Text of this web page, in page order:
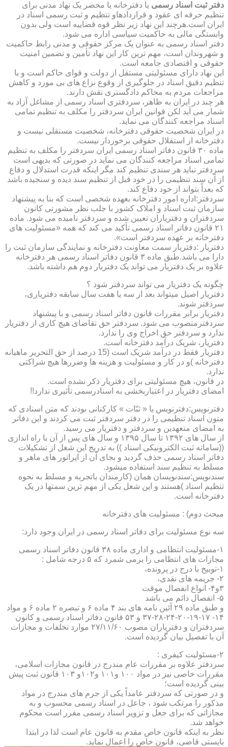
دفتر ثبت اسناد رسمی یا دفترخانه یا محضر یک نهاد مدنی برای
تنظیم حرفه ای عقود و قراردادهاو تنظیم و ثبت رسمی اسناد در
ایران است.هرچند این نهاد زیر نظر قوه قضاییه است ولی بدون
وابستگی مالی به حاکمیت سیاسی اداره می شود.
دفتر اسناد رسمی به عنوان یک مرکز حقوقی و مدنی رابط حاکمیت
و شهروندان است، مهم ترین کار این نهاد تأمین و تضمین امنیت
حقوقی و اقتصادی جامعه است.
این نهاد دارای مسئولیتی مستقل از دولت و قوای حاکم است و با
تنظیم دقیق اسناد در جلوگیری از وقوع نزاع های بی مورد و کاهش
مراجعات مردم به محاکم دادگستری نقش دارند.
هر چند در ایران به ظاهر، سردفتری اسناد رسمی از مشاغل آزاد به
شمار می آید لکن قوانین ایران سردفتر را مکلف به تنظیم تمامی
اسناد مراجعه کنندگان می نماید.
در ایران شخصیت حقوقی دفترخانه، شخصیت مستقلی نیست و
دفترخانه از استقلال حقوقی برخوردار نیست.
ماده ۳۰ قانون دفاتر اسناد رسمی ایران سردفتر را مکلف به تنظیم
تمامی اسناد مراجعه کنندگان می نماید در صورتی که بدیهی است
سردفتر نباید هر سندی تنظیم کند مگر اینکه قدرت استدلال و دفاع
از آن سند تنظیمی را در خود قبل از تنظیم سند دیده و سنجیده باشد
که بعداً بتواند از خود دفاع کند.
سردفتر:اداره امور دفترخانه بعهده شخصی است که بنا به پیشنهاد
سازمان ثبت اسناد و املاک کشور با جلب نظر مشورتی کانون
سردفتران و دفتریاران تعیین شده و سردفتر نامیده می شود. ماده
۲۱ قانون دفاتر اسناد رسمی تأکید می کند که همه «مسئولیت های
دفترخانه بر عهده سردفتر است».
دفتریار :دفتریار سمت معاونت دفترخانه و نمایندگی سازمان ثبت را
دارا می باشد.طبق ماده ۳ قانون دفاتر اسناد رسمی هر دفترخانه
علاوه بر یک دفتریار می تواند یک دفتریار دوم هم داشته باشد.
چگونه یک دفتریار می تواند سردفتر شود ؟
دفتریار اصیل میتواند بعد از سه یا هفت سال سابقه دفتریاری،
سردفتر شوند.
دفتریار برابر مقررات قانون دفاتر اسناد رسمی و با پیشنهاد
سردفترمنصوب می شود. سردفتر حق تقاضای هیچ کاری از دفتریار
ندارد و سردفتر حق اخراج وی را ندارد.
دفتریار، شریک درآمد دفترخانه است.
دفتریار فقط در درآمد شریک است (15 درصد از حق التحریر ماهیانه
دفترخانه )و در کار و مسئولیت و هزینه ها وضررها هیچ شراکتی
ندارد.
در قانون، هیچ مسئولیتی برای دفتریار ذکر نشده است.
امضای دفتریار در اعتباربخشی به اسنادرسمی تأثیری ندارد!!
دفترنویس:دفترنویس یا « ثبّات » کارکنانی بودند که متن اسنادی که
متون اسناد تنظیمی را در دفتر سردفتر ثبت می کردند و این دفاتر
به امضای متعهدین و سردفتر و دفتریار می رسید.
از سال های ۱۳۹۲ تا سال ۱۳۹۵ و سال های پس از آن با راه اندازی
((سامانه ثبت الکترونیکی اسناد )) به تدریج این شغل از تشکیلات
دفاتر اسناد رسمی حذف گردید و بجای آن از اپراتور های ماهر و
مسلط به تنظیم سند استفاده میشود.
سندنویس:سندنویسان همان (کارمندان باتجربه و مسلط به نحوه
تنظیم اسناد )هستند و این شغل یکی از مهم ترین سمتها در یک
دفترخانه است.
مبحث دوم) : مسئولیت های دفترخانه
سه نوع مسئولیت برای دفاتر اسناد رسمی در ایران وجود دارد:
۱-مسئولیت انتظامی و اداری ماده ۳۸ قانون دفاتر اسناد رسمی
مجازات های انتظامی را برمی شمرد که ۵ درجه شامل :
۱-توبیخ با درج در پرونده،
۲- جریمه های نقدی،
۳و۴- انواع انفصال موقت
۵- انفصال دائم می باشد
و طبق ماده ۲۹ آئین نامه های بند ۴ ماده ۶ و تبصره ۲ ماده ۶ و مواد
۱۴- ۱۷-۱۹-۲۰-۲۴-۲۸-۳۷ و ۵۳ قانون دفاتر اسناد رسمی و کانون
سردفتران و دفتریاران مصوب ۲۷/۱۱/۶۰ موارد تخلفات و مجازات
آن با تفصیل بیان گردیده است.
۲-مسئولیت کیفری :
سردفتر علاوه بر مقررات عام مندرج در قانون مجازات اسلامی،
مقررات خاصی نیز در مواد ۱۰۰ و۱۰۱ و۱۰۲و ۱۰۳ قانون ثبت پیش
بینی گردیده است؛
و در صورتی که سردفتر عامداً یکی از جرم های مندرج در مواد
مذکور را مرتکب شود ، جاعل در اسناد رسمی محسوب و به
مجازاتی که برای جعل و تزویر اسناد رسمی مقرر است محکوم
خواهد شد.
نظر به اینکه قانون خاص مقدم به قانون عام است لذا در ابتدا
بایستی قاضی، قانون خاص را اعمال نماید.